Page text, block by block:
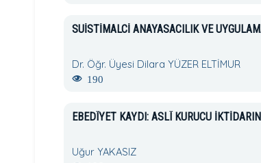
SUİSTİMALCİ ANAYASACILIK VE
Dr. Öğr. Üyesi Dilara YÜZER ELTİMUR
190
EBEDÎYET KAYDI: ASLÎ KURUCU
Uğur YAKASIZ